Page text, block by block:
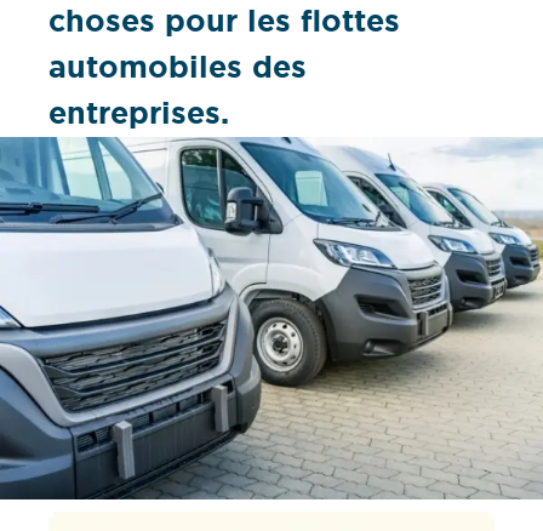
choses pour les flottes
automobiles des
entreprises.